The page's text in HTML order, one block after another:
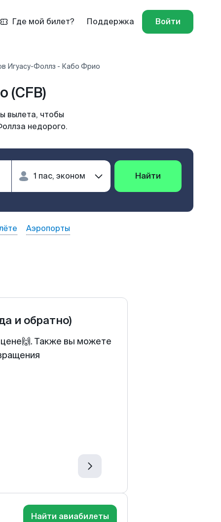
Где мой билет? Поддержка Войти
Игуасу-Фоллз - Кабо Фрио
(CFB)
вылета, чтобы
недорого.
Найти
Аэропорты
и обратно)
Также вы можете
Найти авиабилеты